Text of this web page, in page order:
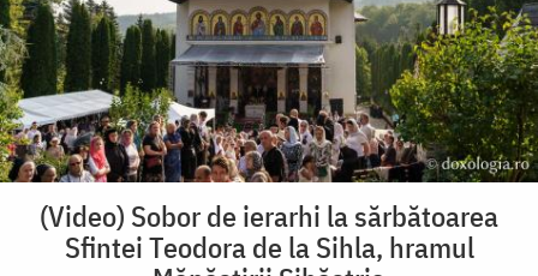
(Video) Sobor de ierarhi la sărbătoarea
Sfintei Teodora de la Sihla, hramul